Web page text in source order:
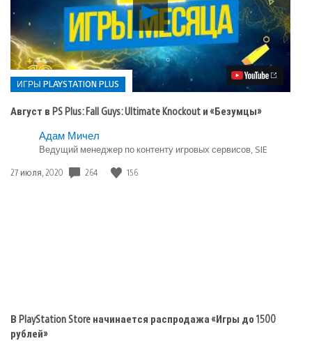
Воспроизвести
видео
Август
в
PS
Plus:
Fall
Guys:
Ultimate
«Безумцы»
ИГРЫ PLAYSTATION PLUS
Август в PS Plus: Fall Guys: Ultimate Knockout и «Безумцы»
Опубликовано
Игры
playstation
Адам Мичел
Ведущий менеджер по контенту игровых сервисов, SIE
Дата
27 июля, 2020 264 156
В PlayStation Store начинается распродажа «Игры до 1500
рублей»